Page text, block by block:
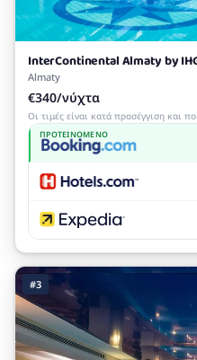
InterContinental Almaty by
Almaty
€340/νύχτα
Οι τιμές είναι κατά προσέγγιση και
ΠΡΟΤΕΙΝΌΜΕΝΟ
#3